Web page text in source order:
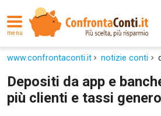
menu
www.confrontaconti.it notizie conti
Depositi da app e
più clienti e tassi